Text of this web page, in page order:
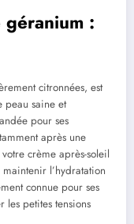
géranium :
citronnées, est
saine et
pour ses
après une
crème après-soleil
l’hydratation
connue pour ses
petites tensions